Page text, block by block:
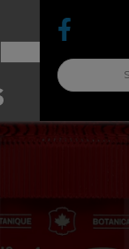
for:
search
for: